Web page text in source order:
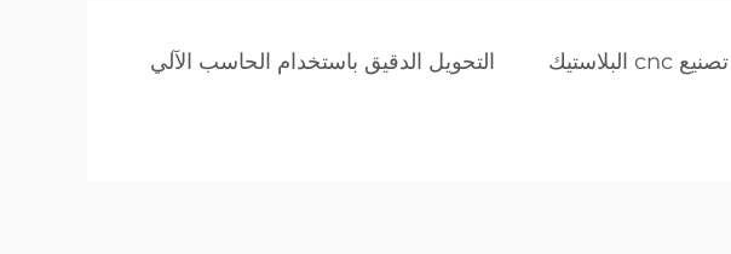
تصنيع cnc البلاستيك التحويل الدقيق باستخدام الحاسب الآلي